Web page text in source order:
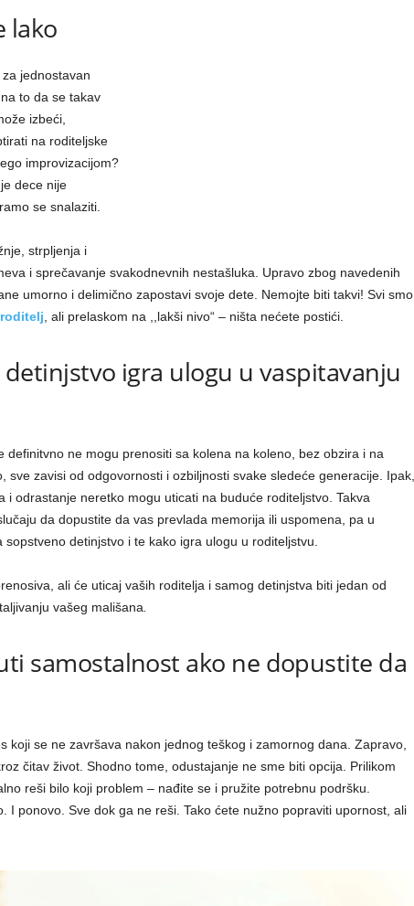
lako
jednostavan
to da se takav
izbeći,
na roditeljske
improvizacijom?
dece nije
se snalaziti.
strpljenja i
i sprečavanje svakodnevnih nestašluka. Upravo zbog navedenih
umorno i delimično zapostavi svoje dete. Nemojte biti takvi! Svi smo
roditelj , ali prelaskom na ,,lakši nivo“ – ništa nećete postići.
igra ulogu u vaspitavanju
definitvno ne mogu prenositi sa kolena na koleno, bez obzira i na
sve zavisi od odgovornosti i ozbiljnosti svake sledeće generacije. Ipak,
i odrastanje neretko mogu uticati na buduće roditeljstvo. Takva
da dopustite da vas prevlada memorija ili uspomena, pa u
detinjstvo i te kako igra ulogu u roditeljstvu.
ali će uticaj vaših roditelja i samog detinjstva biti jedan od
vašeg mališana
samostalnost ako ne dopustite da
koji se ne završava nakon jednog teškog i zamornog dana. Zapravo,
čitav život. Shodno tome, odustajanje ne sme biti opcija. Prilikom
reši bilo koji problem – nađite se i pružite potrebnu podršku.
I ponovo. Sve dok ga ne reši. Tako ćete nužno popraviti upornost, ali